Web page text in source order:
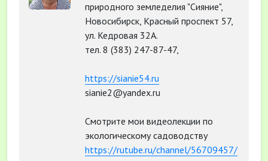
природного земледелия "Сияние",
Новосибирск, Красный проспект 57,
ул. Кедровая 32А.
тел. 8 (383) 247-87-47,
https://sianie54.ru
sianie2@yandex.ru
Смотрите мои видеолекции по
экологическому садоводству
https://rutube.ru/channel/56709457/